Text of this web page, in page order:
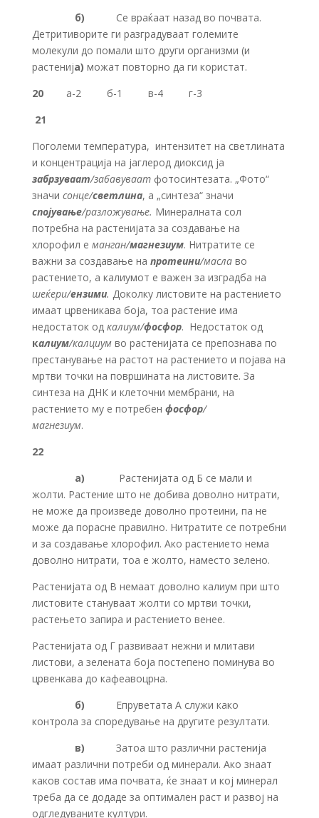
б) Се враќаат назад во почвата.
Детритиворите ги разградуваат големите
молекули до помали што други организми (и
растенија) можат повторно да ги користат.
20а-2 б-1 в-4 г-3
21
Поголеми температура, интензитет на светлината
и концентрација на јаглерод диоксид ја
забрзуваат/забавуваатфотосинтезата. „Фото“
значи сонце/светлина, а „синтеза“ значи
спојување/разложување. Минералната сол
потребна на растенијата за создавање на
хлорофил е манган/магнезиум. Нитратите се
важни за создавање на протеини/маславо
растението, а калиумот е важен за изградба на
шеќери/ензими. Доколку листовите на растението
имаат црвеникава боја, тоа растение има
недостаток од калиум/фосфор. Недостаток од
калиум/калциумво растенијата се препознава по
престанување на растот на растението и појава на
мртви точки на површината на листовите. За
синтеза на ДНК и клеточни мембрани, на
растението му е потребен фосфор/
магнезиум.
22
а) Растенијата од Б се мали и
жолти. Растение што не добива доволно нитрати,
не може да произведе доволно протеини, па не
може да порасне правилно. Нитратите се потребни
и за создавање хлорофил. Ако растението нема
доволно нитрати, тоа е жолто, наместо зелено.
Растенијата од В немаат доволно калиум при што
листовите стануваат жолти со мртви точки,
растењето запира и растението венее.
Растенијата од Г развиваат нежни и млитави
листови, а зелената боја постепено поминува во
црвенкава до кафеавоцрна.
б) Епруветата А служи како
контрола за споредување на другите резултати.
в) Затоа што различни растенија
имаат различни потреби од минерали. Ако знаат
каков состав има почвата, ќе знаат и кој минерал
треба да се додаде за оптимален раст и развој на
одгледуваните култури.